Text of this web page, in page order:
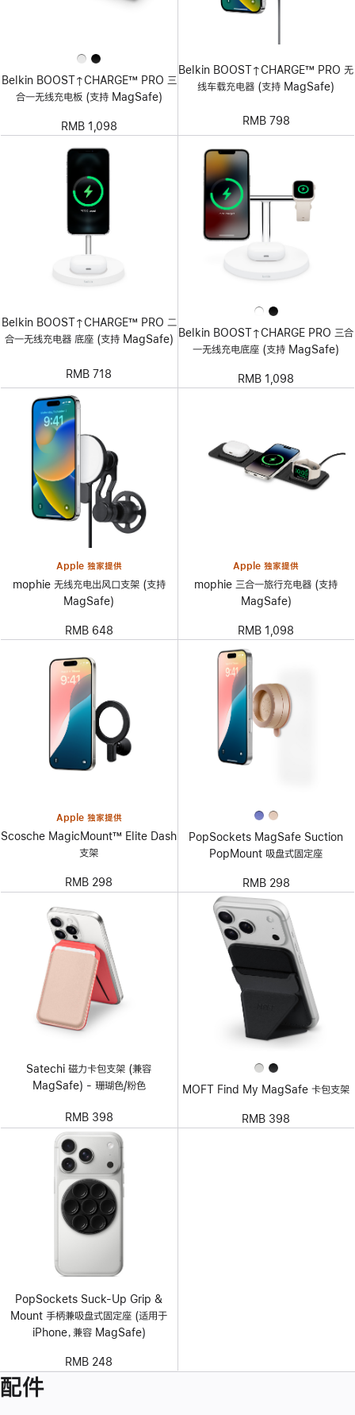
Belkin BOOST↑CHARGE™ PRO 三
合一无线充电板 (支持 MagSafe)
RMB 1,098
Belkin BOOST↑CHARGE™ PRO 无
线车载充电器 (支持 MagSafe)
RMB 798
Belkin BOOST↑CHARGE™ PRO 二
合一无线充电器 底座 (支持 MagSafe)
RMB 718
Belkin BOOST↑CHARGE PRO 三合
一无线充电底座 (支持 MagSafe)
RMB 1,098
Apple 独家提供
mophie 无线充电出风口支架 (支持
MagSafe)
RMB 648
Apple 独家提供
mophie 三合一旅行充电器 (支持
MagSafe)
RMB 1,098
Apple 独家提供
Scosche MagicMount™ Elite Dash
支架
RMB 298
PopSockets MagSafe Suction
PopMount 吸盘式固定座
RMB 298
Satechi 磁力卡包支架 (兼容
MagSafe) - 珊瑚色/粉色
RMB 398
MOFT Find My MagSafe 卡包支架
RMB 398
PopSockets Suck-Up Grip &
Mount 手柄兼吸盘式固定座 (适用于
iPhone，兼容 MagSafe)
RMB 248
配件